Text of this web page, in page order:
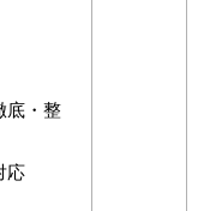
底・整
応